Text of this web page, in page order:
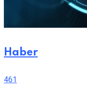
Haber
461